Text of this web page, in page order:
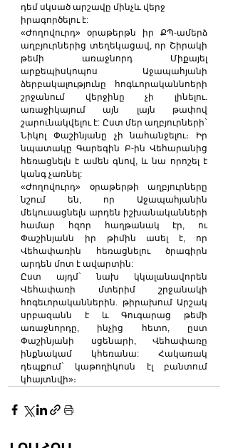
դեմ սկսած արշավը մինչև վերջ
իրագործելու է:
«Ժողովուրդ» օրաթերթն իր ՔՊ-ամերձ
աղբյուրներից տեղեկացավ, որ Շիրակի
թեմի առաջնորդ Միքայել
արքեպիսկոպոս Աջապահյանի
ձերբակալությունը հոգևորականնոերի
շրջանում վերջինը չի լինելու.
առաջիկայում այն լայն թափով
շարունակվելու է: Ըստ մեր աղբյուրների`
Նիկոլ Փաշինյանը չի նահանջելու։ Իր
նպատակը Գարեգին Բ-ին Վեհարանից
հեռացնելն է ամեն գնով, և նա որոշել է
կանգ չառնել:
«Ժողովուրդ» օրաթերթի աղբյուրները
նշում են, որ Աջապահյանին
մեկուսացնելն արդեն իշխանականների
համար հզոր հաղթանակ էր, ու
Փաշինյանն իր թիմին ասել է, որ
Վեհափառին հեռացնելու ծրագիրն
արդեն մոտ է ավարտին:
Ըստ այդմ` նախ կկալանավորեն
Վեհափառի մտերիմ շրջանակի
հոգեւորականներին. թիրախում Արշակ
սրբազանն է և Գուգարաց թեմի
առաջնորդը, ինչից հետո, ըստ
Փաշինյանի սցենարի, Վեհափառը
ինքնակամ կհեռանա: Հակառակ
դեպքում` կաթողիկոսն էլ բանտում
կհայտնվի»։